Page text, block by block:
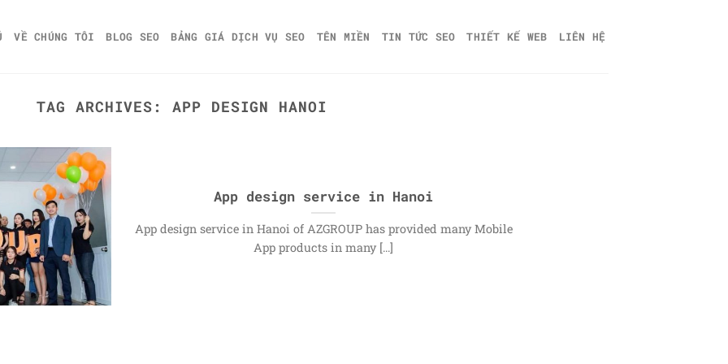
VỀ CHÚNG TÔI BLOG SEO BẢNG GIÁ DỊCH VỤ SEO TÊN MIỀN TIN TỨC SEO THIẾT KẾ WEB LIÊN HỆ
TAG ARCHIVES:APP DESIGN HANOI
App design service in Hanoi
App design service in Hanoi of AZGROUP has provided many Mobile
App products in many [...]